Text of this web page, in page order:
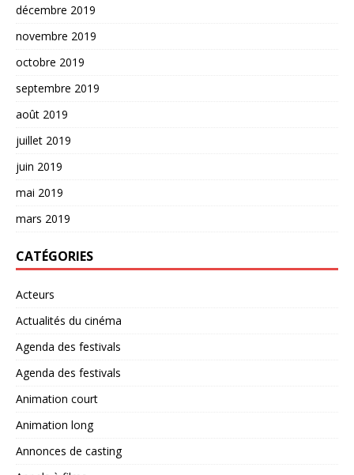
décembre 2019
novembre 2019
octobre 2019
septembre 2019
août 2019
juillet 2019
juin 2019
mai 2019
mars 2019
CATÉGORIES
Acteurs
Actualités du cinéma
Agenda des festivals
Agenda des festivals
Animation court
Animation long
Annonces de casting